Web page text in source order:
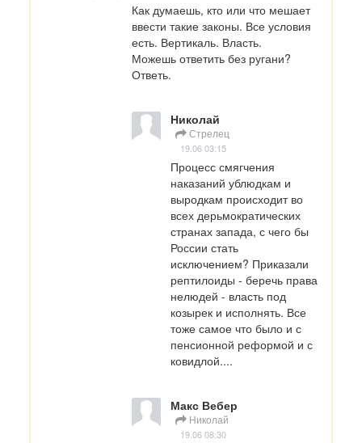
Как думаешь, кто или что мешает
ввести такие законы. Все условия
есть. Вертикаль. Власть.
Можешь ответить без ругани?
Ответь.
Николай
Стрелец
19.06 03:15
Процесс смягчения
наказаний ублюдкам и
выродкам происходит во
всех дерьмократических
странах запада, с чего бы
России стать
исключением? Приказали
рептилоиды - беречь права
нелюдей - власть под
козырек и исполнять. Все
тоже самое что было и с
пенсионной реформой и с
ковидлой....
Макс Вебер
Николай
19.06 08:30